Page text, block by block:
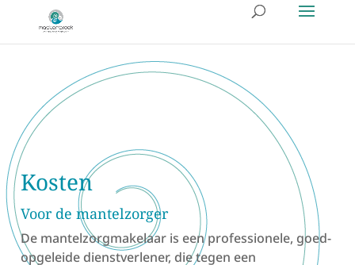
Kosten
Voor de mantelzorger
De mantelzorgmakelaar is een professionele, goed-
opgeleide dienstverlener, die tegen een